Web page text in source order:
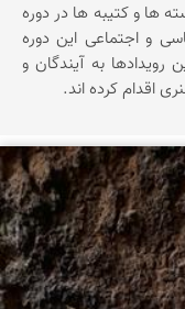
ها و کتیبه ها در دوره
و اجتماعی این دوره
به آیندگان و
اقدام کرده اند.